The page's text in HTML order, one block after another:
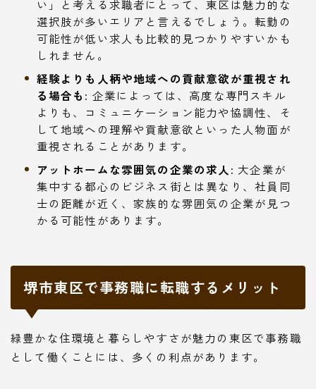
い」と考える求職者にとって、東区は魅力的な
選択肢が多いエリアと言えるでしょう。転勤の
可能性が低い求人も比較的見つかりやすいかも
しれません。
経験よりも人柄や地域への貢献意欲が重視され
る場合も: 企業によっては、高度な専門スキル
よりも、コミュニケーション能力や協調性、そ
して地域への理解や貢献意欲といった人物面が
重視されることがあります。
アットホームな雰囲気の企業の求人: 大企業が
集中する都心のビジネス街とは異なり、社員同
士の距離が近く、家族的な雰囲気の企業が見つ
かる可能性があります。
堺市東区で事務職に転職するメリット
緑豊かな住環境と暮らしやすさが魅力の東区で事務職
として働くことには、多くの利点があります。